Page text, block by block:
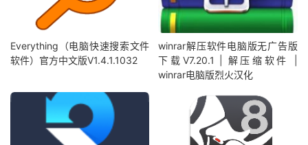
Everything（电脑快速搜索文件
软件）官方中文版V1.4.1.1032
winrar解压软件电脑版无广告版
下载V7.20.1 | 解压缩软件 |
winrar电脑版烈火汉化